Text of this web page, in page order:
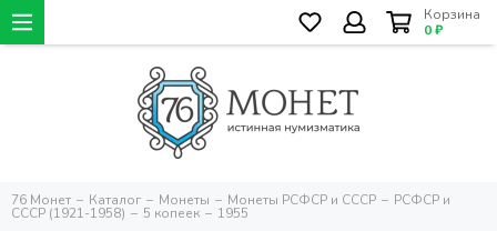
Корзина
0 ₽
76 Монет Каталог Монеты Монеты РСФСР и СССР РСФСР и
СССР (1921-1958) 5 копеек 1955